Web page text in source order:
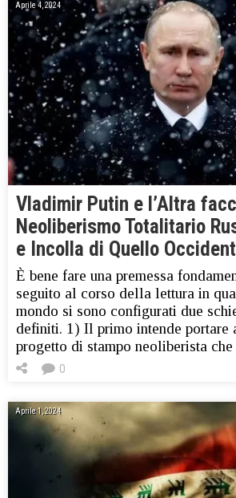
Aprile 4, 2024
Vladimir Putin e l’Altra
Neoliberismo Totalitario
e Incolla di Quello
È bene fare una premessa
seguito al corso della lettura in
mondo si sono configurati due
definiti. 1) Il primo intende portare
progetto di stampo neoliberista
0
Aprile 1, 2024